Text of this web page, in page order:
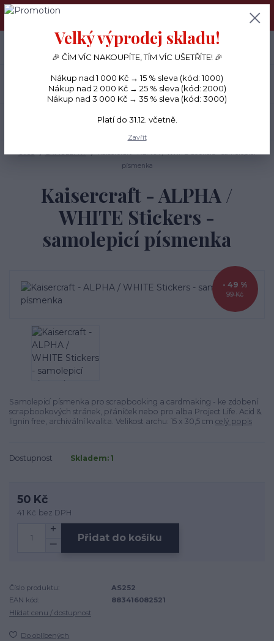
PŘÁNÍČKA a PAPÍROVÉ DÁRKY odesílám každý den, KREATIVNÍ
Menu
CZK
+420 734 380 930
(Po-Ne, 8-20 hod.)
písmenka
Kaisercraft - ALPHA /
WHITE Stickers -
samolepicí písmenka
99 Kč
- 49 %
Samolepicí písmenka pro scrapbooking a cardmaking - ke zdobení
scrapbookových stránek, přáníček nebo pro alba Project Life. Acid &
lignin free, archivální kvalita. Velikost archu: 15 x 30,5 cm celý popis
Dostupnost Skladem: 1
50 Kč
41 Kč bez DPH
Přidat do košíku
Číslo produktu:
AS252
EAN kód:
883416082521
Hlídat cenu / dostupnost
Do oblíbených
Velký výprodej skladu!
🎉 ČÍM VÍC NAKOUPÍTE, TÍM VÍC UŠETŘÍTE! 🎉
Nákup nad 1 000 Kč → 15 % sleva (kód: 1000)
Nákup nad 2 000 Kč → 25 % sleva (kód: 2000)
Nákup nad 3 000 Kč → 35 % sleva (kód: 3000)
Platí do 31.12. včetně.
Zavřít